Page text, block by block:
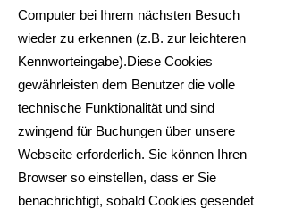
Computer bei Ihrem nächsten Besuch
wieder zu erkennen (z.B. zur leichteren
Kennworteingabe).Diese Cookies
gewährleisten dem Benutzer die volle
technische Funktionalität und sind
zwingend für Buchungen über unsere
Webseite erforderlich. Sie können Ihren
Browser so einstellen, dass er Sie
benachrichtigt, sobald Cookies gesendet